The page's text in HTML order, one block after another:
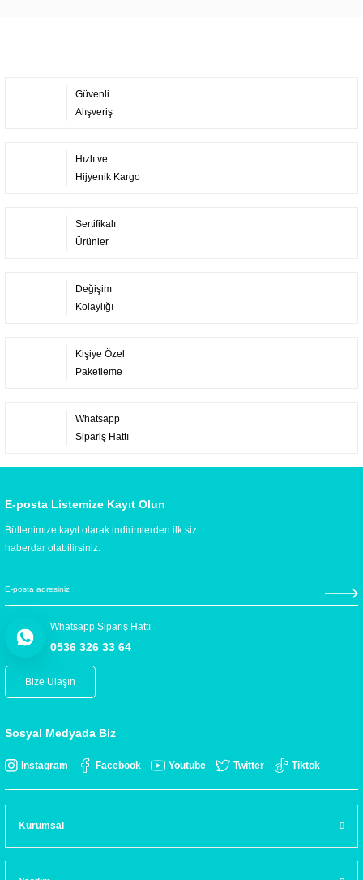
Güvenli
Alışveriş
Hızlı ve
Hijyenik Kargo
Sertifikalı
Ürünler
Değişim
Kolaylığı
Kişiye Özel
Paketleme
Whatsapp
Sipariş Hattı
E-posta Listemize Kayıt Olun
Bültenimize kayıt olarak indirimlerden ilk siz
haberdar olabilirsiniz.
Whatsapp Sipariş Hattı
0536 326 33 64
Bize Ulaşın
Sosyal Medyada Biz
Instagram Facebook Youtube Twitter Tiktok
Kurumsal